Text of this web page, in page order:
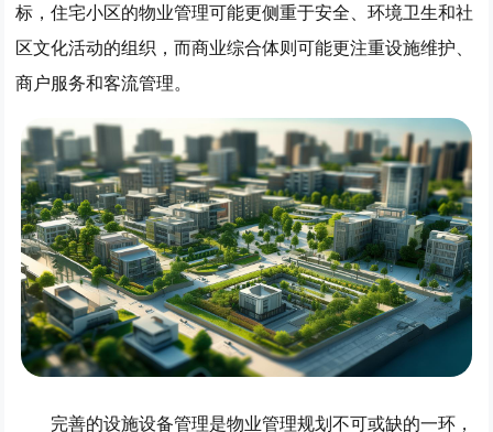
标，住宅小区的物业管理可能更侧重于安全、环境卫生和社
区文化活动的组织，而商业综合体则可能更注重设施维护、
商户服务和客流管理。
完善的设施设备管理是物业管理规划不可或缺的一环，